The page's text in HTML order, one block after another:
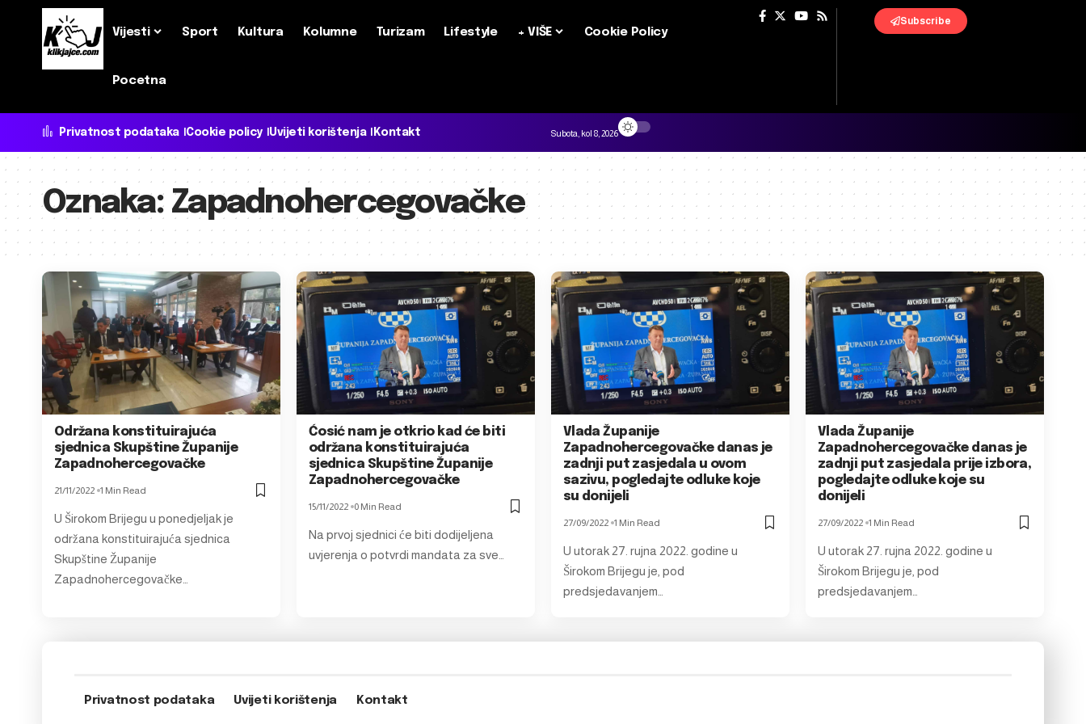
Vijesti Sport Kultura Kolumne Turizam Lifestyle + VIŠE Cookie Policy
Pocetna
Subscribe
Privatnost podataka Cookie policy Uvijeti korištenja Kontakt Subota, kol 8, 2026
Oznaka: Zapadnohercegovačke
Održana konstituirajuća
sjednica Skupštine Županije
Zapadnohercegovačke
21/11/2022 1 Min Read
U Širokom Brijegu u ponedjeljak je
održana konstituirajuća sjednica
Skupštine Županije
Zapadnohercegovačke…
Ćosić nam je otkrio kad će biti
održana konstituirajuća
sjednica Skupštine Županije
Zapadnohercegovačke
15/11/2022 0 Min Read
Na prvoj sjednici će biti dodijeljena
uvjerenja o potvrdi mandata za sve…
Vlada Županije
Zapadnohercegovačke danas je
zadnji put zasjedala u ovom
sazivu, pogledajte odluke koje
su donijeli
27/09/2022 1 Min Read
U utorak 27. rujna 2022. godine u
Širokom Brijegu je, pod
predsjedavanjem…
Vlada Županije
Zapadnohercegovačke danas je
zadnji put zasjedala prije izbora,
pogledajte odluke koje su
donijeli
27/09/2022 1 Min Read
U utorak 27. rujna 2022. godine u
Širokom Brijegu je, pod
predsjedavanjem…
Privatnost podataka Uvijeti korištenja Kontakt